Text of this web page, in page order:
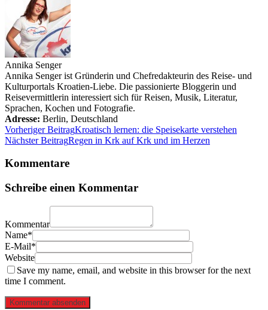
Annika Senger
Annika Senger ist Gründerin und Chefredakteurin des Reise- und
Kulturportals Kroatien-Liebe. Die passionierte Bloggerin und
Reisevermittlerin interessiert sich für Reisen, Musik, Literatur,
Sprachen, Kochen und Fotografie.
Adresse: Berlin, Deutschland
Vorheriger BeitragKroatisch lernen: die Speisekarte verstehen
Nächster BeitragRegen in Krk auf Krk und im Herzen
Kommentare
Schreibe einen Kommentar
Kommentar
Name*
E-Mail*
Website
Save my name, email, and website in this browser for the next
time I comment.
Kommentar absenden